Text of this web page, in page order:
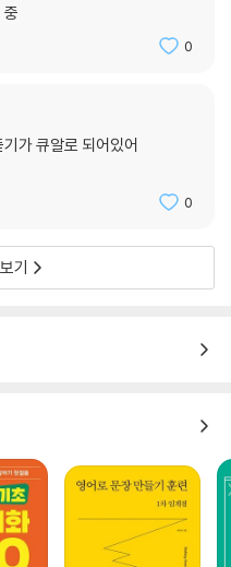
중
0
가 큐알로 되어있어
0
기